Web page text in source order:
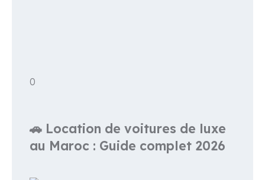
0
🚗 Location de voitures de luxe
au Maroc : Guide complet 2026